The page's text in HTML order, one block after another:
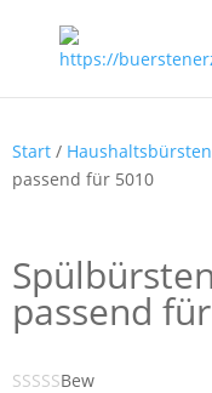
Start / Haushaltsbürsten
passend für 5010
passend
Bew